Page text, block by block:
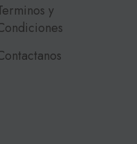
y